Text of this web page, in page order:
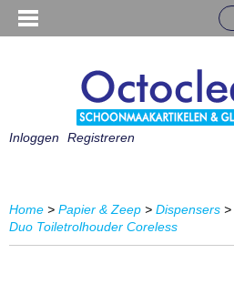
Inloggen Registreren
Home > Papier & Zeep > Dispensers >
Duo Toiletrolhouder Coreless